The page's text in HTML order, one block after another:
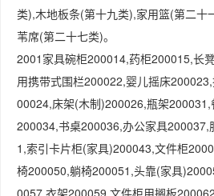
类),木地板条(第十九类),家用篮(第二十
苇席(第二十七类)。
2001家具碗柜200014,药柜200015,长
用携带式围栏200022,婴儿摇床
00024,床架(木制)200026,瓶架200031,
200034,书桌200036,办公家具
1,索引卡片柜(家具)200043,文件柜
椅200050,躺椅200051,头靠(家具
0057,衣架200059,文件柜用搁板